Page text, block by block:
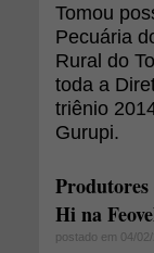
Tomou
Pecuária
Rural do
toda a
triênio
Gurupi.
Hi na
postado em 04/